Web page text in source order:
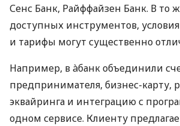
Сенс Банк, Райффайзен Банк. В то
доступных инструментов,
и тарифы могут существенно
Например, в àбанк объединили
предпринимателя, бизнес-карту,
эквайринга и интеграцию с
одном сервисе. Клиенту